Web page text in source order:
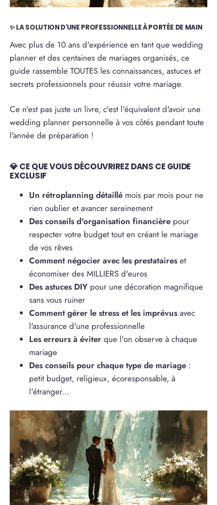
✨ LA SOLUTION D'UNE PROFESSIONNELLE À PORTÉE DE MAIN
Avec plus de 10 ans d'expérience en tant que wedding
planner et des centaines de mariages organisés, ce
guide rassemble TOUTES les connaissances, astuces et
secrets professionnels pour réussir votre mariage.
Ce n'est pas juste un livre, c'est l'équivalent d'avoir une
wedding planner personnelle à vos côtés pendant toute
l'année de préparation !
💎 CE QUE VOUS DÉCOUVRIREZ DANS CE GUIDE
EXCLUSIF
Un rétroplanning détaillé mois par mois pour ne
rien oublier et avancer sereinement
Des conseils d'organisation financière pour
respecter votre budget tout en créant le mariage
de vos rêves
Comment négocier avec les prestataires et
économiser des MILLIERS d'euros
Des astuces DIY pour une décoration magnifique
sans vous ruiner
Comment gérer le stress et les imprévus avec
l'assurance d'une professionnelle
Les erreurs à éviter que l'on observe à chaque
mariage
Des conseils pour chaque type de mariage :
petit budget, religieux, écoresponsable, à
l'étranger...